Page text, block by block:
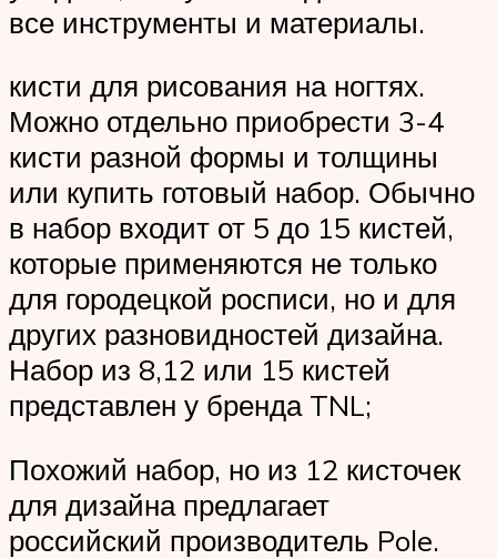
все инструменты и материалы.
кисти для рисования на ногтях.
Можно отдельно приобрести 3-4
кисти разной формы и толщины
или купить готовый набор. Обычно
в набор входит от 5 до 15 кистей,
которые применяются не только
для городецкой росписи, но и для
других разновидностей дизайна.
Набор из 8,12 или 15 кистей
представлен у бренда TNL;
Похожий набор, но из 12 кисточек
для дизайна предлагает
российский производитель Pole.